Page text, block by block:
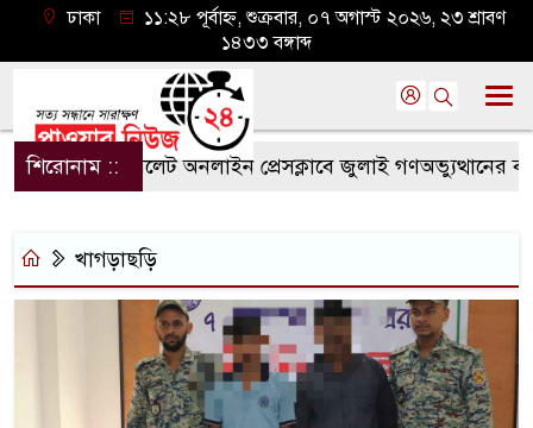
ঢাকা
১১:২৮ পূর্বাহ্ন, শুক্রবার, ০৭ অগাস্ট ২০২৬, ২৩ শ্রাবণ
১৪৩৩ বঙ্গাব্দ
শিরোনাম ::সিলেট অনলাইন প্রেসক্লাবে জুলাই গণঅভ্যুত্থানের
খাগড়াছড়ি